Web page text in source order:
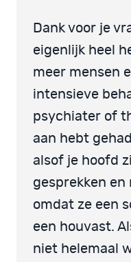
Dank voor je
eigenlijk heel
meer mensen
intensieve
psychiater of
aan hebt
alsof je hoofd
gesprekken
omdat ze een
een houvast.
niet helemaal